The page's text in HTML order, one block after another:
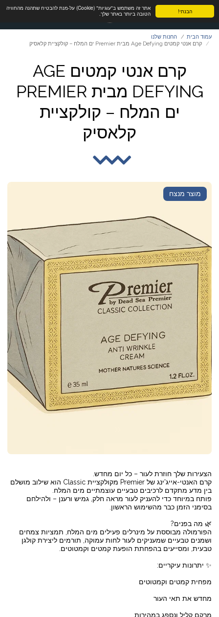
הבנתי!
אתר זה משתמש ב"עוגיות" (Cookie) על-מנת להבטיח שתהנה מהחוויה
הטובה ביותר באתר שלך.
עמוד הבית
החנות שלנו
קרם אנטי קמטים Age Defying מבית Premier ים המלח – קולקציית קלאסיק
קרם אנטי קמטים AGE
DEFYING מבית PREMIER
ים המלח – קולקציית
קלאסיק
מוצר מנצח
קרם האנטי-אייג'ינג של Premier מקולקציית Classic הוא שילוב מושלם
פותח במיוחד כדי להעניק לעור מראה חלק, גמיש ורענן – ולהילחם
הפורמולה מבוססת על מינרלים פעילים מים המלח, תמציות צמחים
ושמנים טבעיים שמעניקים לעור לחות עמוקה, תורמים ליצירת קולגן